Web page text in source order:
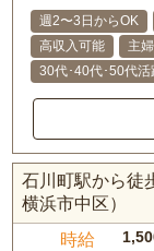
週2〜3日からOK
高収入可能
主
30代･40代･50代活
石川町駅から徒
横浜市中区）
時給